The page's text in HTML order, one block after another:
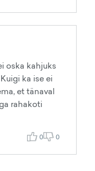
oska kahjuks
ka ise ei
et tänaval
rahakoti
0 0